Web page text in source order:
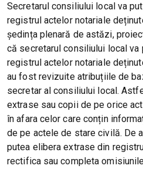
Secretarul consiliului local va
registrul actelor notariale
ședința plenară de astăzi,
că secretarul consiliului local
registrul actelor notariale
au fost revizuite atribuțiile de
secretar al consiliului local.
extrase sau copii de pe orice
în afara celor care conțin
de pe actele de stare civilă. De
putea elibera extrase din
rectifica sau completa